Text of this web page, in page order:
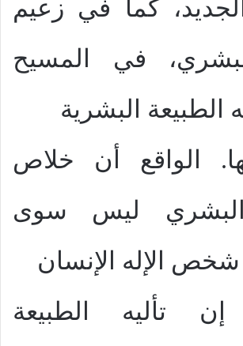
كما في زعيم
في المسيح
الطبيعة البشرية
الواقع أن خلاص
ليس سوى
شخص الإله الإنسان
إن تأليه الطبيعة